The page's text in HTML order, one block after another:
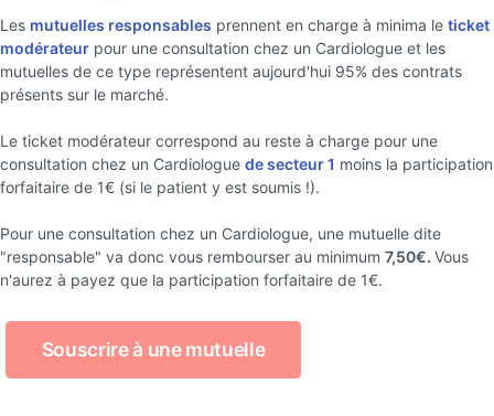
Les mutuelles responsables prennent en charge à minima le ticket
modérateur pour une consultation chez un Cardiologue et les
mutuelles de ce type représentent aujourd'hui 95% des contrats
présents sur le marché.
Le ticket modérateur correspond au reste à charge pour une
consultation chez un Cardiologue de secteur 1 moins la participation
forfaitaire de 1€ (si le patient y est soumis !).
Pour une consultation chez un Cardiologue, une mutuelle dite
"responsable" va donc vous rembourser au minimum 7,50€. Vous
n'aurez à payez que la participation forfaitaire de 1€.
Souscrire à une mutuelle